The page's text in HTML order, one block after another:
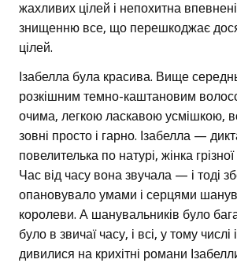
жахливих цілей і непохитна
знищенню все, що перешкоджає
цілей.
Ізабелла була красива. Вище
розкішним темно-каштановим
очима, легкою ласкавою усмішкою,
зовні просто і гарно. Ізабелла —
повелителька по натурі, жінка
Час від часу вона звучала — і тоді
опановувало умами і серцями
королеви. А шанувальників було
було в звичаї часу, і всі, у тому
дивилися на крихітні романи